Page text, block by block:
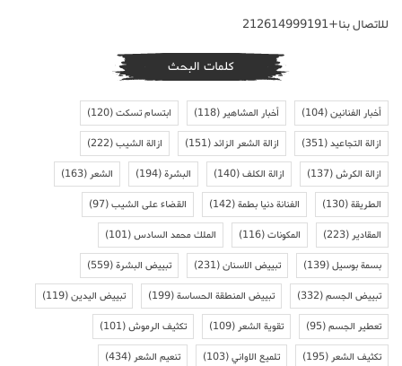
للاتصال بنا+212614999191
كلمات البحث
أخبار الفنانين(104) أخبار المشاهير(118) ابتسام تسكت(120)
ازالة التجاعيد(351) ازالة الشعر الزائد(151) ازالة الشيب(222)
ازالة الكرش(137) ازالة الكلف(140) البشرة(194) الشعر(163)
الطريقة(130) الفنانة دنيا بطمة(142) القضاء على الشيب(97)
المقادير(223) المكونات(116) الملك محمد السادس(101)
بسمة بوسيل(139) تبييض الاسنان(231) تبييض البشرة(559)
تبييض الجسم(332) تبييض المنطقة الحساسة(199) تبييض اليدين(119)
تعطير الجسم(95) تقوية الشعر(109) تكثيف الرموش(101)
تكثيف الشعر(195) تلميع الاواني(103) تنعيم الشعر(434)